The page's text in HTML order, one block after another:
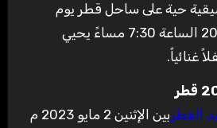
حية على ساحل قطر يوم
الثلاثاء 3 مايو 2023 الساعة 7:30 مساءً يحيي
غنائياً.
الفطر
بين الإثنين 2 مايو 2023 م